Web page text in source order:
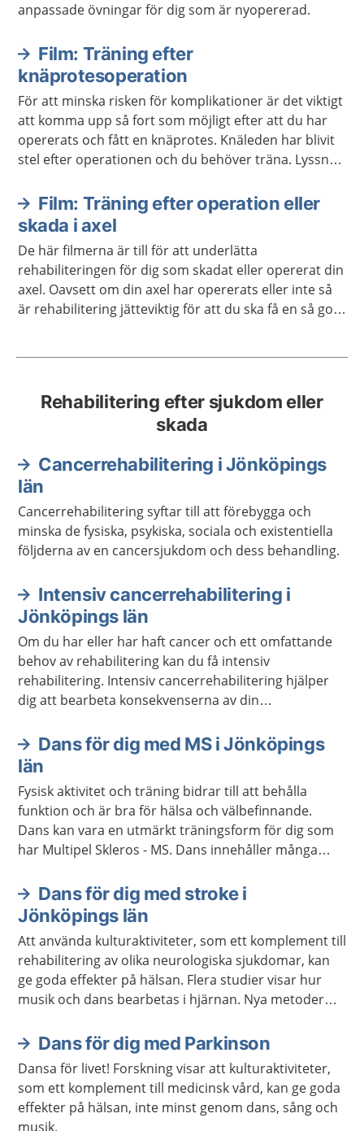
anpassade övningar för dig som är nyopererad.
Film: Träning efter
knäprotesoperation
För att minska risken för komplikationer är det viktigt
att komma upp så fort som möjligt efter att du har
opererats och fått en knäprotes. Knäleden har blivit
stel efter operationen och du behöver träna. Lyssna
får från din fysioterapeut/sjukgymnast efter
operationen. Filmerna nedan visar exempel på olika
övningar för att träna upp rörligheten och återfå
funktion i benet, och ska fungera som ett extra stöd i
träningen.
Film: Träning efter operation eller
skada i axel
De här filmerna är till för att underlätta
rehabiliteringen för dig som skadat eller opererat din
axel. Oavsett om din axel har opererats eller inte så
är rehabilitering jätteviktig för att du ska få en så god
Rehabilitering efter sjukdom eller
skada
Cancerrehabilitering i Jönköpings
län
Cancerrehabilitering syftar till att förebygga och
minska de fysiska, psykiska, sociala och existentiella
följderna av en cancersjukdom och dess behandling.
Intensiv cancerrehabilitering i
Jönköpings län
Om du har eller har haft cancer och ett omfattande
behov av rehabilitering kan du få intensiv
rehabilitering. Intensiv cancerrehabilitering hjälper
dig att bearbeta konsekvenserna av din
Dans för dig med MS i Jönköpings
län
Fysisk aktivitet och träning bidrar till att behålla
funktion och är bra för hälsa och välbefinnande.
Dans kan vara en utmärkt träningsform för dig som
har Multipel Skleros - MS. Dans innehåller många
social interaktion och kan också bidra till att du blir
mindre trött.
Dans för dig med stroke i
Jönköpings län
Att använda kulturaktiviteter, som ett komplement till
rehabilitering av olika neurologiska sjukdomar, kan
ge goda effekter på hälsan. Flera studier visar hur
musik och dans bearbetas i hjärnan. Nya metoder
motoriska och sociala förmågor hos personer med
neurologiska diagnoser.
Dans för dig med Parkinson
Dansa för livet! Forskning visar att kulturaktiviteter,
som ett komplement till medicinsk vård, kan ge goda
effekter på hälsan, inte minst genom dans, sång och
musik.